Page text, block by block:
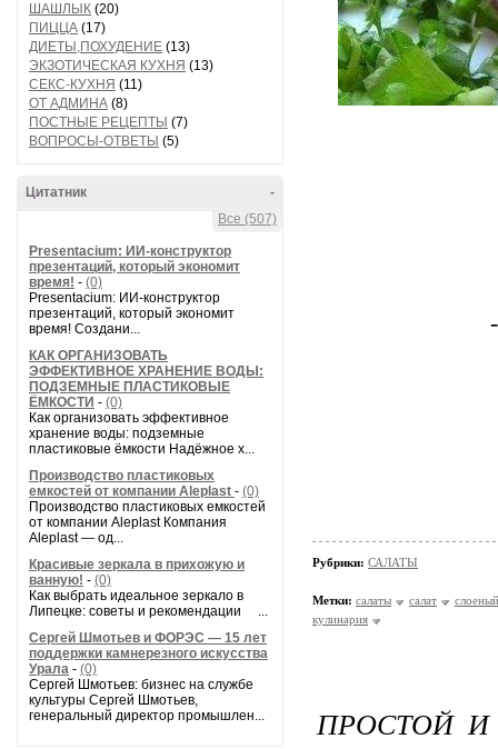
ШАШЛЫК (20)
ПИЦЦА (17)
ДИЕТЫ,ПОХУДЕНИЕ (13)
ЭКЗОТИЧЕСКАЯ КУХНЯ (13)
СЕКС-КУХНЯ (11)
ОТ АДМИНА (8)
ПОСТНЫЕ РЕЦЕПТЫ (7)
ВОПРОСЫ-ОТВЕТЫ (5)
-
Цитатник
Все (507)
Presentacium: ИИ‑конструктор
презентаций, который экономит
время! - (0)
Presentacium: ИИ‑конструктор
презентаций, который экономит
время! Создани...
КАК ОРГАНИЗОВАТЬ
ЭФФЕКТИВНОЕ ХРАНЕНИЕ ВОДЫ:
ПОДЗЕМНЫЕ ПЛАСТИКОВЫЕ
ЁМКОСТИ - (0)
Как организовать эффективное
хранение воды: подземные
пластиковые ёмкости Надёжное х...
Производство пластиковых
емкостей от компании Aleplast - (0)
Производство пластиковых емкостей
от компании Aleplast Компания
Aleplast — од...
Красивые зеркала в прихожую и
ванную! - (0)
Как выбрать идеальное зеркало в
Липецке: советы и рекомендации ...
Сергей Шмотьев и ФОРЭС — 15 лет
поддержки камнерезного искусства
Урала - (0)
Сергей Шмотьев: бизнес на службе
культуры Сергей Шмотьев,
генеральный директор промышлен...
Рубрики: САЛАТЫ
Метки: салаты салат
кулинария
ПРОСТОЙ